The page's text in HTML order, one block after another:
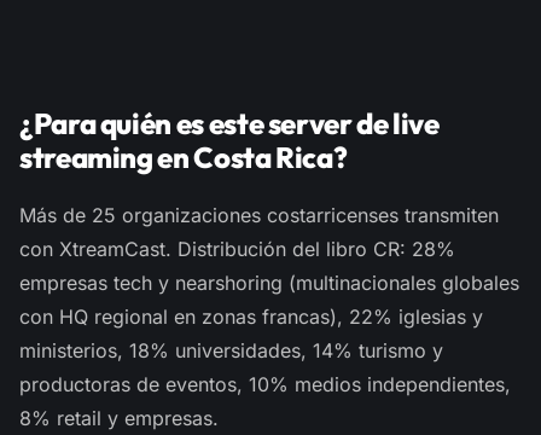
¿Para quién es este server de live
streaming en Costa Rica?
Más de 25 organizaciones costarricenses transmiten
con XtreamCast. Distribución del libro CR: 28%
empresas tech y nearshoring (multinacionales globales
con HQ regional en zonas francas), 22% iglesias y
ministerios, 18% universidades, 14% turismo y
productoras de eventos, 10% medios independientes,
8% retail y empresas.